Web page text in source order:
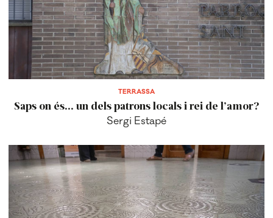
TERRASSA
Saps on és... un dels patrons locals i rei de l’amor?
Sergi Estapé